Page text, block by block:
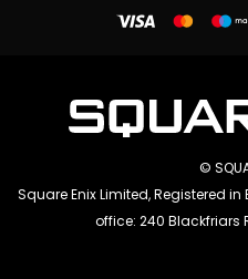
©
Square Enix Limited, Registered
office: 240 Blackfriars